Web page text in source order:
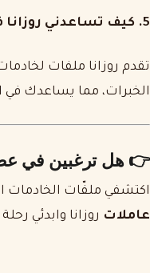
5. كيف تساعدني روزانا في اختيار خادمة مناسبة؟
تقدم روزانا ملفات
الخبرات، مما يساعدك في
👉 هل ترغبين في
اكتشفي ملفّات الخادمات
عاملات روزانا وابدئي